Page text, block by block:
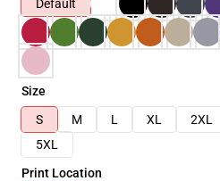
Default
Size
S
M L XL 2XL
5XL
Print Location